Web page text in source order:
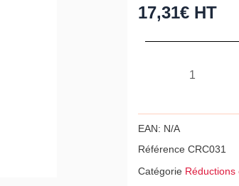
17,31€ HT
centrée,
Z275,
EAN: N/A
RéférenceCRC031
Catégorie